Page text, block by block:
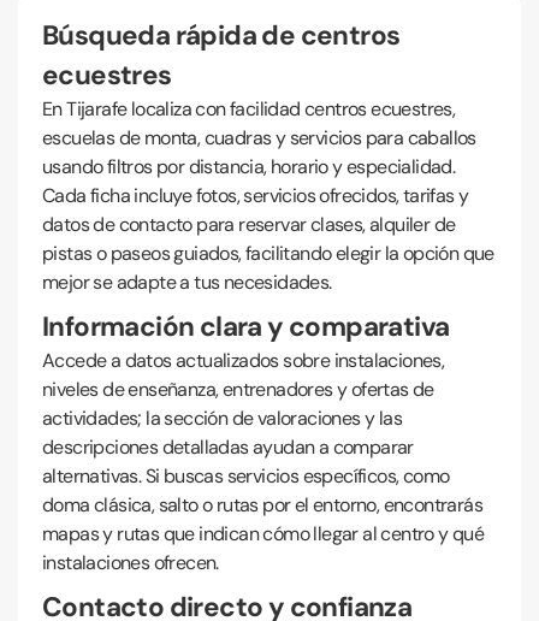
Búsqueda rápida de centros
ecuestres
En Tijarafe localiza con facilidad centros ecuestres,
escuelas de monta, cuadras y servicios para caballos
usando filtros por distancia, horario y especialidad.
Cada ficha incluye fotos, servicios ofrecidos, tarifas y
datos de contacto para reservar clases, alquiler de
pistas o paseos guiados, facilitando elegir la opción que
mejor se adapte a tus necesidades.
Información clara y comparativa
Accede a datos actualizados sobre instalaciones,
niveles de enseñanza, entrenadores y ofertas de
actividades; la sección de valoraciones y las
descripciones detalladas ayudan a comparar
alternativas. Si buscas servicios específicos, como
doma clásica, salto o rutas por el entorno, encontrarás
mapas y rutas que indican cómo llegar al centro y qué
instalaciones ofrecen.
Contacto directo y confianza